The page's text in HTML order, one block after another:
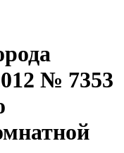
№ 7353